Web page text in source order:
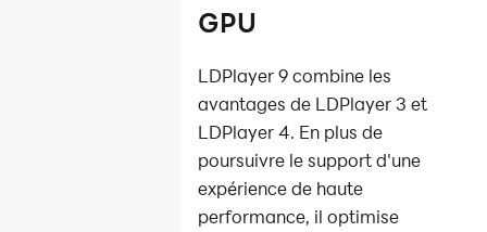
GPU
LDPlayer 9 combine les
avantages de LDPlayer 3 et
LDPlayer 4. En plus de
poursuivre le support d'une
expérience de haute
performance, il optimise